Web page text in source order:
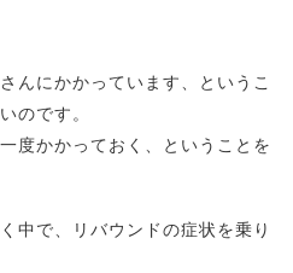
んにかかっています、というこ
のです。
度かかっておく、ということを
中で、リバウンドの症状を乗り